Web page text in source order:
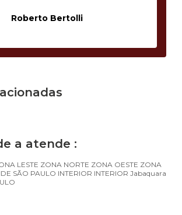
Roberto Bertolli
a atende :
LESTE ZONA NORTE ZONA OESTE ZONA
SÃO PAULO INTERIOR INTERIOR Jabaquara